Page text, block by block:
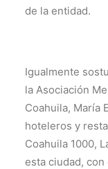
de la entidad.
Igualmente
la Asociación
Coahuila, María
hoteleros y
Coahuila 1000,
esta ciudad,